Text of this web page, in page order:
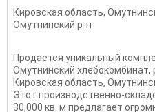
Кировская область,
Омутнинский р-н
Продается уникальный
Омутнинский
Кировская область,
Этот производственно-
30,000 кв. м предлагает